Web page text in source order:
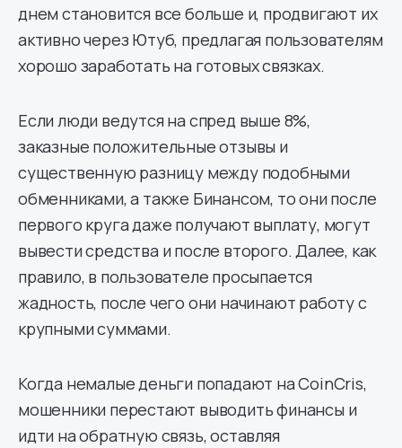
днем становится все больше и, продвигают их
активно через Ютуб, предлагая пользователям
хорошо заработать на готовых связках.
Если люди ведутся на спред выше 8%,
заказные положительные отзывы и
существенную разницу между подобными
обменниками, а также Бинансом, то они после
первого круга даже получают выплату, могут
вывести средства и после второго. Далее, как
правило, в пользователе просыпается
жадность, после чего они начинают работу с
крупными суммами.
Когда немалые деньги попадают на CoinCris,
мошенники перестают выводить финансы и
идти на обратную связь, оставляя